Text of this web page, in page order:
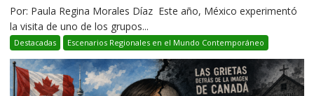
Por: Paula Regina Morales Díaz Este año, México experimentó
la visita de uno de los grupos...
Destacadas Escenarios Regionales en el Mundo Contemporáneo